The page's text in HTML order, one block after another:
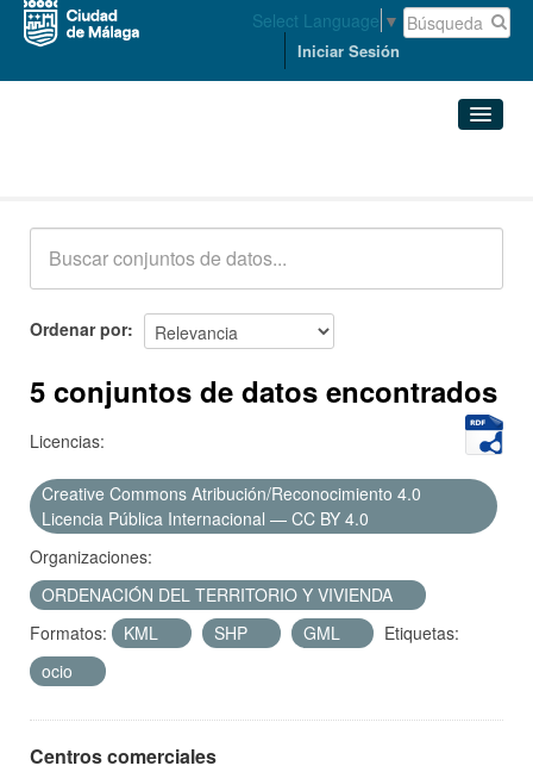
Select Language ▼
Iniciar Sesión
Acerca de
Ordenar por
5 conjuntos de datos encontrados
Licencias:
Creative Commons Atribución/Reconocimiento 4.0
Licencia Pública Internacional — CC BY 4.0
Organizaciones:
ORDENACIÓN DEL TERRITORIO Y VIVIENDA
Formatos:
KML SHP GML
Etiquetas:
ocio
Centros comerciales